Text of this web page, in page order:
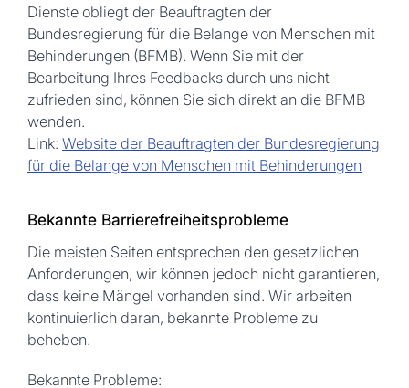
Dienste obliegt der Beauftragten der
Bundesregierung für die Belange von Menschen mit
Behinderungen (BFMB). Wenn Sie mit der
Bearbeitung Ihres Feedbacks durch uns nicht
zufrieden sind, können Sie sich direkt an die BFMB
wenden.
Link: Website der Beauftragten der Bundesregierung
für die Belange von Menschen mit Behinderungen
Bekannte Barrierefreiheitsprobleme
Die meisten Seiten entsprechen den gesetzlichen
Anforderungen, wir können jedoch nicht garantieren,
dass keine Mängel vorhanden sind. Wir arbeiten
kontinuierlich daran, bekannte Probleme zu
beheben.
Bekannte Probleme: